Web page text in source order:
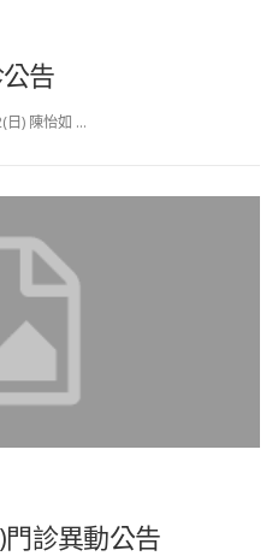
告
日) 陳怡如 …
門診異動公告